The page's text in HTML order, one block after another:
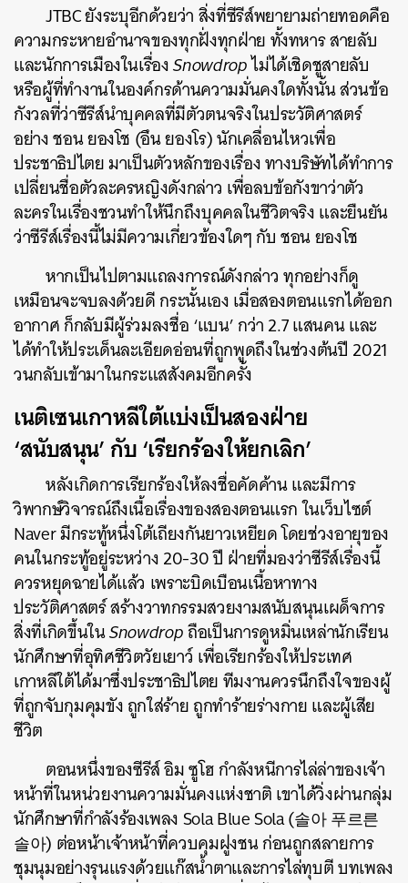
JTBC ยังระบุอีกด้วยว่า สิ่งที่ซีรีส์พยายามถ่ายทอดคือ
ความกระหายอำนาจของทุกฝั่งทุกฝ่าย ทั้งทหาร สายลับ
และนักการเมืองในเรื่องSnowdropไม่ได้เชิดชูสายลับ
หรือผู้ที่ทำงานในองค์กรด้านความมั่นคงใดทั้งนั้น ส่วนข้อ
กังวลที่ว่าซีรีส์นำบุคคลที่มีตัวตนจริงในประวัติศาสตร์
อย่าง ชอน ยองโช (อึน ยองโร) นักเคลื่อนไหวเพื่อ
ประชาธิปไตย มาเป็นตัวหลักของเรื่อง ทางบริษัทได้ทำการ
เปลี่ยนชื่อตัวละครหญิงดังกล่าว เพื่อลบข้อกังขาว่าตัว
ละครในเรื่องชวนทำให้นึกถึงบุคคลในชีวิตจริง และยืนยัน
ว่าซีรีส์เรื่องนี้ไม่มีความเกี่ยวข้องใดๆ กับ ชอน ยองโช
หากเป็นไปตามแถลงการณ์ดังกล่าว ทุกอย่างก็ดู
เหมือนจะจบลงด้วยดี กระนั้นเอง เมื่อสองตอนแรกได้ออก
อากาศ ก็กลับมีผู้ร่วมลงชื่อ ‘แบน’ กว่า 2.7 แสนคน และ
ได้ทำให้ประเด็นละเอียดอ่อนที่ถูกพูดถึงในช่วงต้นปี 2021
วนกลับเข้ามาในกระแสสังคมอีกครั้ง
เนติเซนเกาหลีใต้แบ่งเป็นสองฝ่าย
‘สนับสนุน’ กับ ‘เรียกร้องให้ยกเลิก’
หลังเกิดการเรียกร้องให้ลงชื่อคัดค้าน และมีการ
วิพากษ์วิจารณ์ถึงเนื้อเรื่องของสองตอนแรก ในเว็บไซต์
Naver มีกระทู้หนึ่งโต้เถียงกันยาวเหยียด โดยช่วงอายุของ
คนในกระทู้อยู่ระหว่าง 20-30 ปี ฝ่ายที่มองว่าซีรีส์เรื่องนี้
ควรหยุดฉายได้แล้ว เพราะบิดเบือนเนื้อหาทาง
ประวัติศาสตร์ สร้างวาทกรรมสวยงามสนับสนุนเผด็จการ
สิ่งที่เกิดขึ้นในSnowdropถือเป็นการดูหมิ่นเหล่านักเรียน
นักศึกษาที่อุทิศชีวิตวัยเยาว์ เพื่อเรียกร้องให้ประเทศ
เกาหลีใต้ได้มาซึ่งประชาธิปไตย ทีมงานควรนึกถึงใจของผู้
ที่ถูกจับกุมคุมขัง ถูกใส่ร้าย ถูกทำร้ายร่างกาย และผู้เสีย
ชีวิต
ตอนหนึ่งของซีรีส์ อิม ซูโฮ กำลังหนีการไล่ล่าของเจ้า
หน้าที่ในหน่วยงานความมั่นคงแห่งชาติ เขาได้วิ่งผ่านกลุ่ม
นักศึกษาที่กำลังร้องเพลง Sola Blue Sola (솔아 푸르른
솔아) ต่อหน้าเจ้าหน้าที่ควบคุมฝูงชน ก่อนถูกสลายการ
ชุมนุมอย่างรุนแรงด้วยแก๊สน้ำตาและการไล่ทุบตี บทเพลง